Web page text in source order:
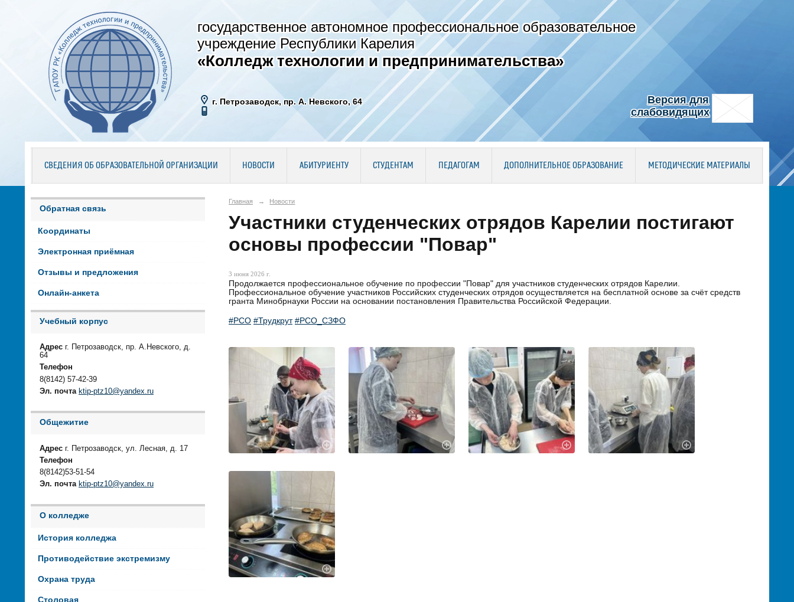
государственное автономное профессиональное образовательное
учреждение Республики Карелия
«Колледж технологии и предпринимательства»
г. Петрозаводск, пр. А. Невского, 64
Версия для
слабовидящих
СВЕДЕНИЯ ОБ ОБРАЗОВАТЕЛЬНОЙ ОРГАНИЗАЦИИ НОВОСТИ АБИТУРИЕНТУ СТУДЕНТАМ ПЕДАГОГАМ ДОПОЛНИТЕЛЬНОЕ ОБРАЗОВАНИЕ МЕТОДИЧЕСКИЕ МАТЕРИАЛЫ
Обратная связь
Координаты
Электронная приёмная
Отзывы и предложения
Онлайн-анкета
Учебный корпус
Адрес г. Петрозаводск, пр. А.Невского, д.
64
Телефон
8(8142) 57-42-39
Эл. почта ktip-ptz10@yandex.ru
Общежитие
Адрес г. Петрозаводск, ул. Лесная, д. 17
Телефон
8(8142)53-51-54
Эл. почта ktip-ptz10@yandex.ru
О колледже
История колледжа
Противодействие экстремизму
Охрана труда
Столовая
Главная → Новости
Участники студенческих отрядов Карелии постигают
основы профессии "Повар"
3 июня 2026 г.
Продолжается профессиональное обучение по профессии "Повар" для участников студенческих отрядов Карелии.
Профессиональное обучение участников Российских студенческих отрядов осуществляется на бесплатной основе за счёт средств
гранта Минобрнауки России на основании постановления Правительства Российской Федерации.
#РСО #Трудкрут #РСО_СЗФО